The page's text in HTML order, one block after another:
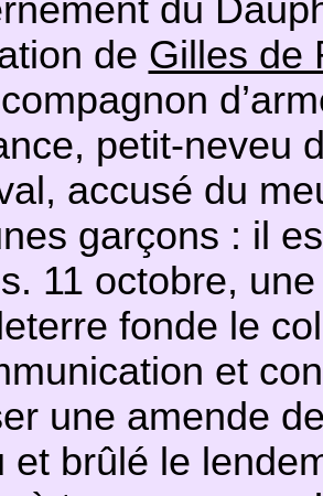
du
de Gilles de
petit-neveu
accusé du
garçons : il
11 octobre,
fonde le
et
une amende
et brûlé le